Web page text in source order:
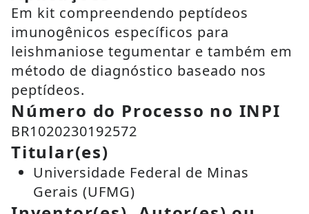
Em kit compreendendo peptídeos
imunogênicos específicos para
leishmaniose tegumentar e também em
método de diagnóstico baseado nos
peptídeos.
Número do Processo no INPI
BR1020230192572
Titular(es)
Universidade Federal de Minas
Gerais (UFMG)